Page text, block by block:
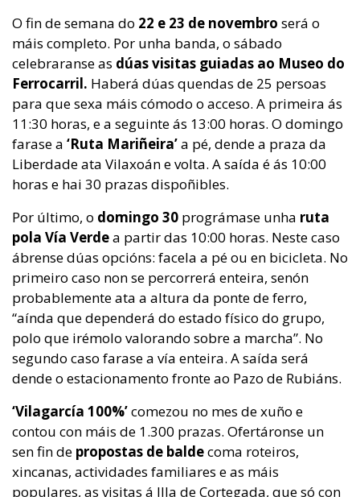
O fin de semana do 22 e 23 de novembro será o
máis completo. Por unha banda, o sábado
celebraranse as dúas visitas guiadas ao Museo do
Ferrocarril. Haberá dúas quendas de 25 persoas
para que sexa máis cómodo o acceso. A primeira ás
11:30 horas, e a seguinte ás 13:00 horas. O domingo
farase a ‘Ruta Mariñeira’a pé, dende a praza da
Liberdade ata Vilaxoán e volta. A saída é ás 10:00
horas e hai 30 prazas dispoñibles.
Por último, o domingo 30 prográmase unha ruta
pola Vía Verdea partir das 10:00 horas. Neste caso
ábrense dúas opcións: facela a pé ou en bicicleta. No
primeiro caso non se percorrerá enteira, senón
probablemente ata a altura da ponte de ferro,
“aínda que dependerá do estado físico do grupo,
polo que irémolo valorando sobre a marcha”. No
segundo caso farase a vía enteira. A saída será
dende o estacionamento fronte ao Pazo de Rubiáns.
‘Vilagarcía 100%’comezou no mes de xuño e
contou con máis de 1.300 prazas. Ofertáronse un
sen fin de propostas de baldecoma roteiros,
xincanas, actividades familiares e as máis
populares, as visitas á Illa de Cortegada, que só con